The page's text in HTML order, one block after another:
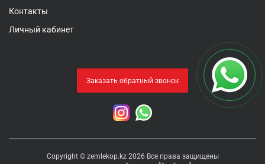
Контакты
Личный кабинет
Заказать обратный звонок
Copyright © zemlekop.kz 2026 Все права защищены